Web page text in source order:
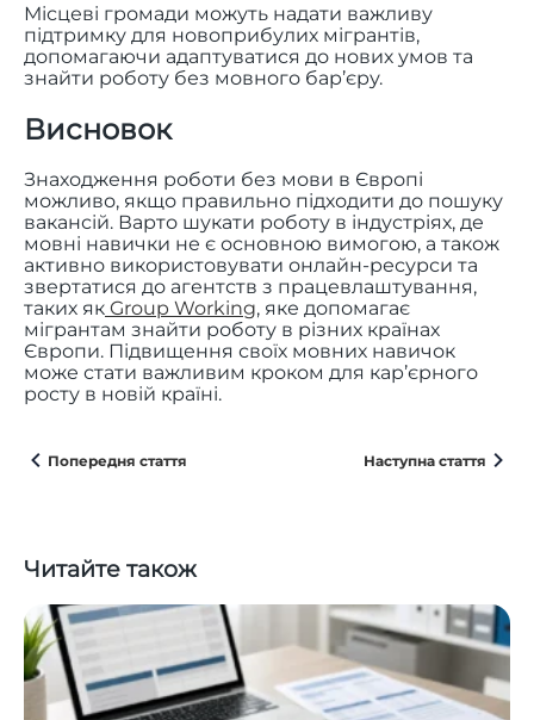
Місцеві громади можуть надати важливу
підтримку для новоприбулих мігрантів,
допомагаючи адаптуватися до нових умов та
знайти роботу без мовного бар’єру.
Висновок
Знаходження роботи без мови в Європі
можливо, якщо правильно підходити до пошуку
вакансій. Варто шукати роботу в індустріях, де
мовні навички не є основною вимогою, а також
активно використовувати онлайн-ресурси та
звертатися до агентств з працевлаштування,
таких як Group Working, яке допомагає
мігрантам знайти роботу в різних країнах
Європи. Підвищення своїх мовних навичок
може стати важливим кроком для кар’єрного
росту в новій країні.
Попередня стаття Наступна стаття
Читайте також